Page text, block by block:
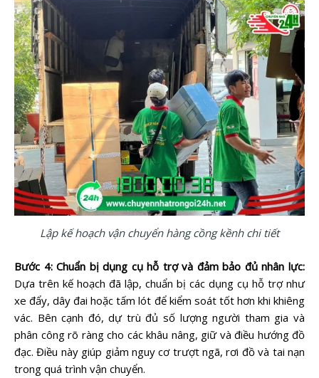
Lập kế hoạch vận chuyển hàng cồng kềnh chi tiết
Bước 4: Chuẩn bị dụng cụ hỗ trợ và đảm bảo đủ nhân lực:
Dựa trên kế hoạch đã lập, chuẩn bị các dụng cụ hỗ trợ như
xe đẩy, dây đai hoặc tấm lót để kiểm soát tốt hơn khi khiêng
vác. Bên cạnh đó, dự trù đủ số lượng người tham gia và
phân công rõ ràng cho các khâu nâng, giữ và điều hướng đồ
đạc. Điều này giúp giảm nguy cơ trượt ngã, rơi đồ và tai nạn
trong quá trình vận chuyển.